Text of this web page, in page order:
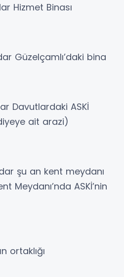
Hizmet Binası
Güzelçamlı’daki bina
Davutlardaki ASKİ
ait arazi)
şu an kent meydanı
Meydanı’nda ASKİ’nin
ortaklığı